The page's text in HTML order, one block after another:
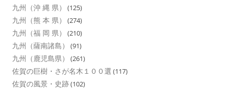
九州（沖 縄 県） (125)
九州（熊 本 県） (274)
九州（福 岡 県） (210)
九州（薩南諸島） (91)
九州（鹿児島県） (261)
佐賀の巨樹・さが名木１００選 (117)
佐賀の風景・史跡(102)